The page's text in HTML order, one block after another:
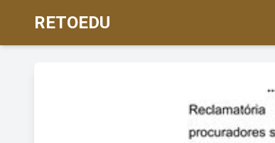
RETOEDU